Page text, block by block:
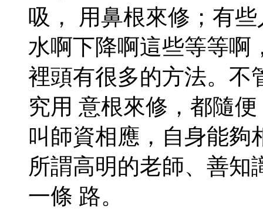
吸， 用鼻根來修；有
水啊下降啊這些等等啊
裡頭有很多的方法。不
究用 意根來修，都隨
叫師資相應，自身能夠
所謂高明的老師、善知
一條 路。